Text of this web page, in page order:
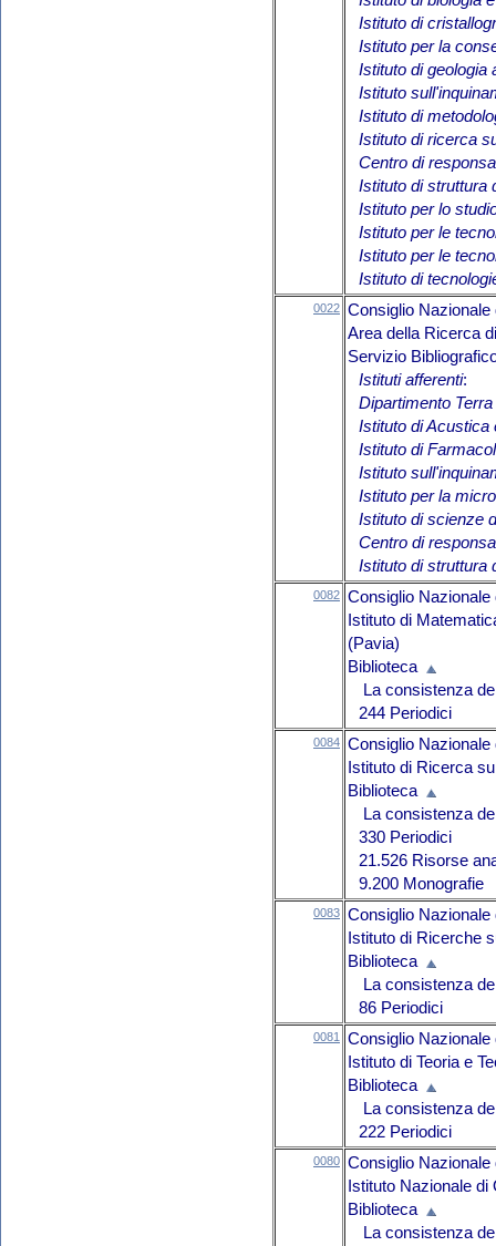
Istituto di
Istituto per la
Istituto di geologia
Istituto
Istituto di
Istituto di ricerca
Centro di
Istituto di struttura
Istituto per lo
Istituto per le
Istituto per le
Istituto di
0022 Consiglio Nazionale
Area della Ricerca
Servizio
Istituti afferenti:
Dipartimento
Istituto di Acustica
Istituto di
Istituto
Istituto per la
Istituto di scienze
Centro di
Istituto di struttura
0082 Consiglio Nazionale
Istituto di
(Pavia)
Biblioteca
La consistenza
244 Periodici
0084 Consiglio Nazionale
Istituto di Ricerca
Biblioteca
La consistenza
330 Periodici
21.526 Risorse
9.200 Monografie
0083 Consiglio Nazionale
Istituto di Ricerche
Biblioteca
La consistenza
86 Periodici
0081
Consiglio Nazionale
Istituto di Teoria e
Biblioteca
La consistenza
222 Periodici
0080 Consiglio Nazionale
Istituto Nazionale
Biblioteca
La consistenza